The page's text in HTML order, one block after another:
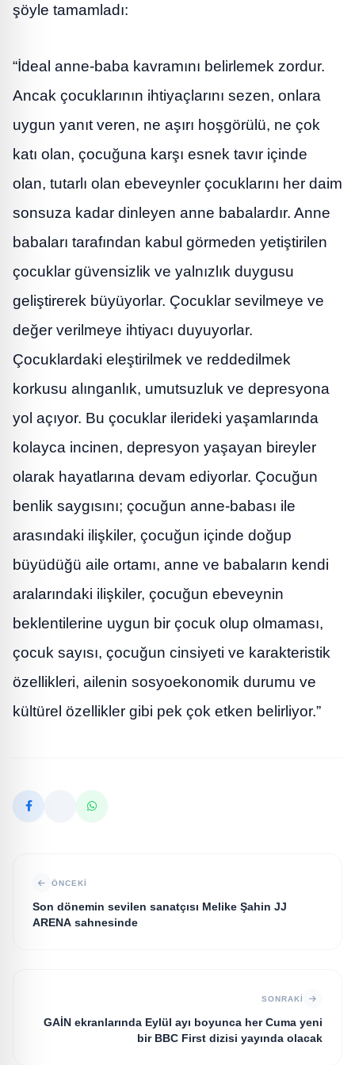
şöyle tamamladı:
“İdeal anne-baba kavramını belirlemek zordur.
Ancak çocuklarının ihtiyaçlarını sezen, onlara
uygun yanıt veren, ne aşırı hoşgörülü, ne çok
katı olan, çocuğuna karşı esnek tavır içinde
olan, tutarlı olan ebeveynler çocuklarını her daim
sonsuza kadar dinleyen anne babalardır. Anne
babaları tarafından kabul görmeden yetiştirilen
çocuklar güvensizlik ve yalnızlık duygusu
geliştirerek büyüyorlar. Çocuklar sevilmeye ve
değer verilmeye ihtiyacı duyuyorlar.
Çocuklardaki eleştirilmek ve reddedilmek
korkusu alınganlık, umutsuzluk ve depresyona
yol açıyor. Bu çocuklar ilerideki yaşamlarında
kolayca incinen, depresyon yaşayan bireyler
olarak hayatlarına devam ediyorlar. Çocuğun
benlik saygısını; çocuğun anne-babası ile
arasındaki ilişkiler, çocuğun içinde doğup
büyüdüğü aile ortamı, anne ve babaların kendi
aralarındaki ilişkiler, çocuğun ebeveynin
beklentilerine uygun bir çocuk olup olmaması,
çocuk sayısı, çocuğun cinsiyeti ve karakteristik
özellikleri, ailenin sosyoekonomik durumu ve
kültürel özellikler gibi pek çok etken belirliyor.”
ÖNCEKI
Son dönemin sevilen sanatçısı Melike Şahin JJ
ARENA sahnesinde
SONRAKI
GAİN ekranlarında Eylül ayı boyunca her Cuma yeni
bir BBC First dizisi yayında olacak